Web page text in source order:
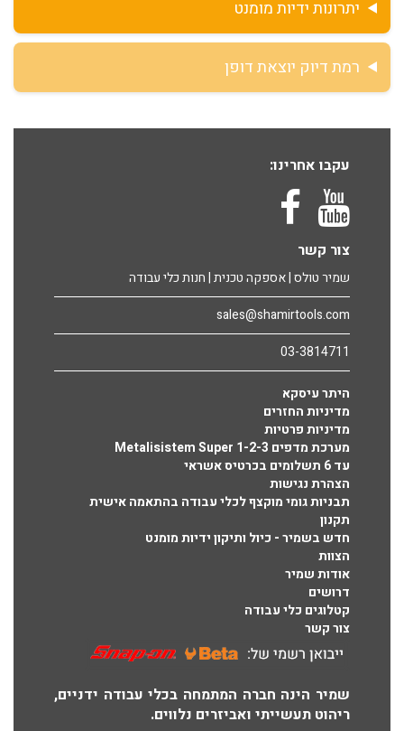
יתרונות ידיות מומנט
רמת דיוק יוצאת דופן
עקבו אחרינו:
צור קשר
שמיר טולס | אספקה טכנית | חנות כלי עבודה
sales@shamirtools.com
03-3814711
היתר עיסקא
מדיניות החזרים
מדיניות פרטיות
מערכת מדפים Metalisistem Super 1-2-3
עד 6 תשלומים בכרטיס אשראי
הצהרת נגישות
תבניות גומי מוקצף לכלי עבודה בהתאמה אישית
תקנון
חדש בשמיר - כיול ותיקון ידיות מומנט
הצוות
אודות שמיר
דרושים
קטלוגים כלי עבודה
צור קשר
שמיר הינה חברה המתמחה בכלי עבודה ידניים,
ריהוט תעשייתי ואביזרים נלווים.